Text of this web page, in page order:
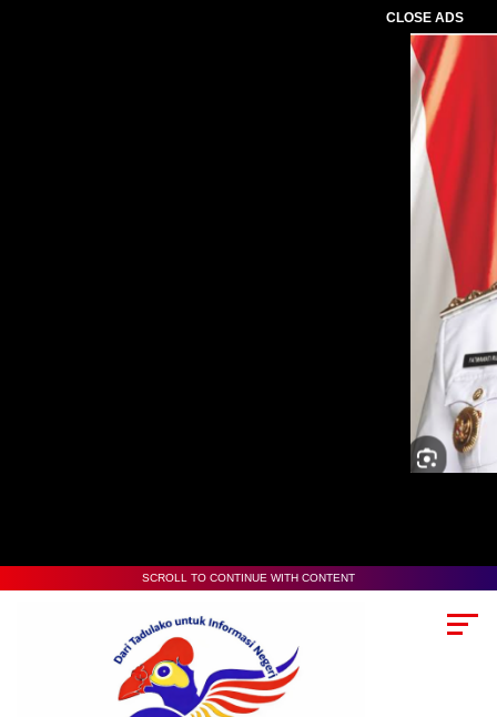
CLOSE ADS
SCROLL TO CONTINUE WITH CONTENT